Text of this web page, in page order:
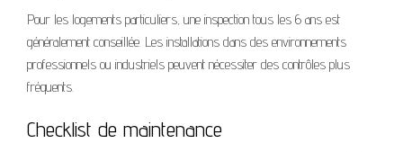
Pour les logements particuliers, une inspection tous les 6 ans est
généralement conseillée. Les installations dans des environnements
professionnels ou industriels peuvent nécessiter des contrôles plus
fréquents.
Checklist de maintenance